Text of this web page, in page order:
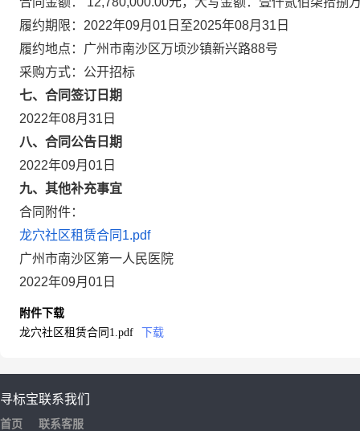
履约期限：2022年09月01日至2025年08月31日
履约地点：广州市南沙区万顷沙镇新兴路88号
采购方式：公开招标
七、合同签订日期
2022年08月31日
八、合同公告日期
2022年09月01日
九、其他补充事宜
合同附件：
龙穴社区租赁合同1.pdf
广州市南沙区第一人民医院
2022年09月01日
附件下载
龙穴社区租赁合同1.pdf
下载
寻标宝
首页
联系我们
联系客服